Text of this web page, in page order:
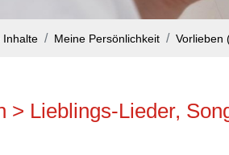
Inhalte Meine Persönlichkeit Vorlieben
> Lieblings-Lieder,